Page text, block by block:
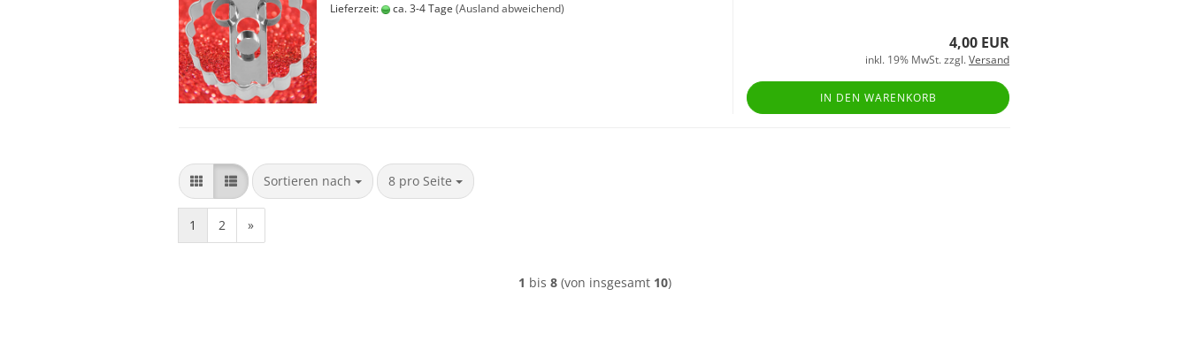
Lieferzeit: ca. 3-4 Tage (Ausland abweichend)
4,00 EUR
inkl. 19% MwSt. zzgl.Versand
IN DEN WARENKORB
Sortieren nach
Sortieren nach 8 pro Seite
pro Seite
1 2 »
1 bis 8(von insgesamt 10)